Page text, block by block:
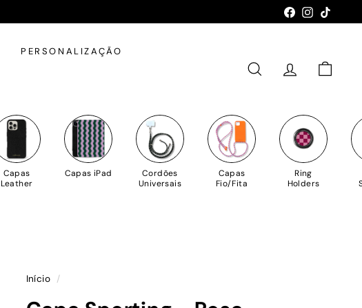
Facebook
Instagram
PERSONALIZAÇÃO
PESQUISAR
CONTA
Capas
Leather
Capas iPad
Cordões
Universais
Capas
Fio/Fita
Ring
Holders
Início /